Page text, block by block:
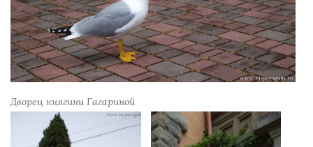
Дворец княгини Гагариной